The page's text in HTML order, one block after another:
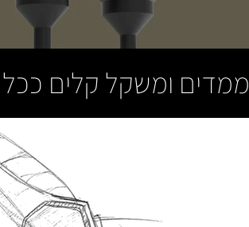
ממדים ומשקל קלים ככל